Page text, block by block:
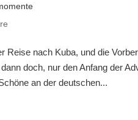
Reise nach Kuba, und die
doch, nur den Anfang der
an der deutschen...